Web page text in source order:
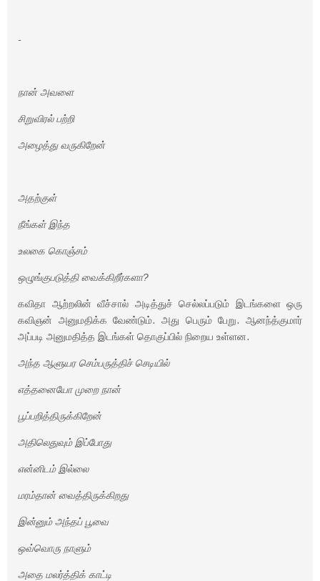
-
நான் அவளை
சிறுவிரல் பற்றி
அழைத்து வருகிறேன்
அதற்குள்
நீங்கள் இந்த
உலகை கொஞ்சம்
ஒழுங்குபடுத்தி வைக்கிறீர்களா?
கவிதா ஆற்றலின் வீச்சால் அடித்துச் செல்லப்படும் இடங்களை ஒரு
கவிஞன் அனுமதிக்க வேண்டும். அது பெரும் பேறு. ஆனந்த்குமார்
அப்படி அனுமதித்த இடங்கள் தொகுப்பில் நிறைய உள்ளன.
அந்த ஆளுயர செம்பருத்திச் செடியில்
எத்தனையோ முறை நான்
பூப்பறித்திருக்கிறேன்
அதிலெதுவும் இப்போது
என்னிடம் இல்லை
மரம்தான் வைத்திருக்கிறது
இன்னும் அந்தப் பூவை
ஒவ்வொரு நாளும்
அதை மலர்த்திக் காட்டி